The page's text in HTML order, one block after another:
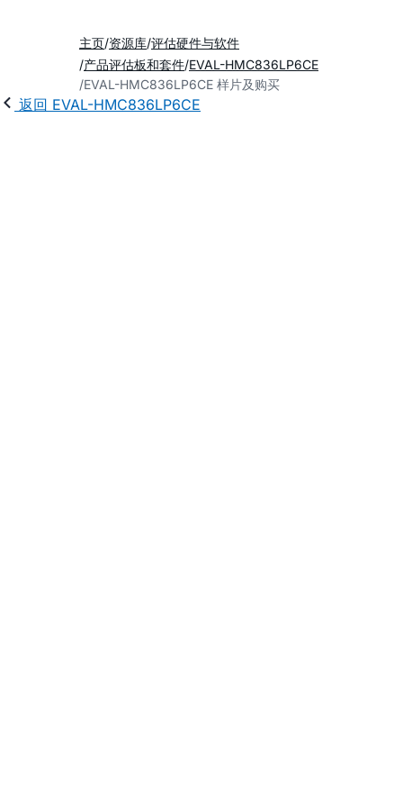
主页 资源库 评估硬件与软件
产品评估板和套件 EVAL-HMC836LP6CE
EVAL-HMC836LP6CE 样片及购买
返回 EVAL-HMC836LP6CE